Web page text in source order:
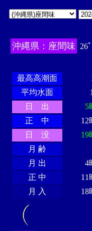
沖縄県：座間味 26
最高高潮面
平均水面
日 出
5
正 中
12
日 没
19
月 齢
月 出
4
正 中
11
月 入
18